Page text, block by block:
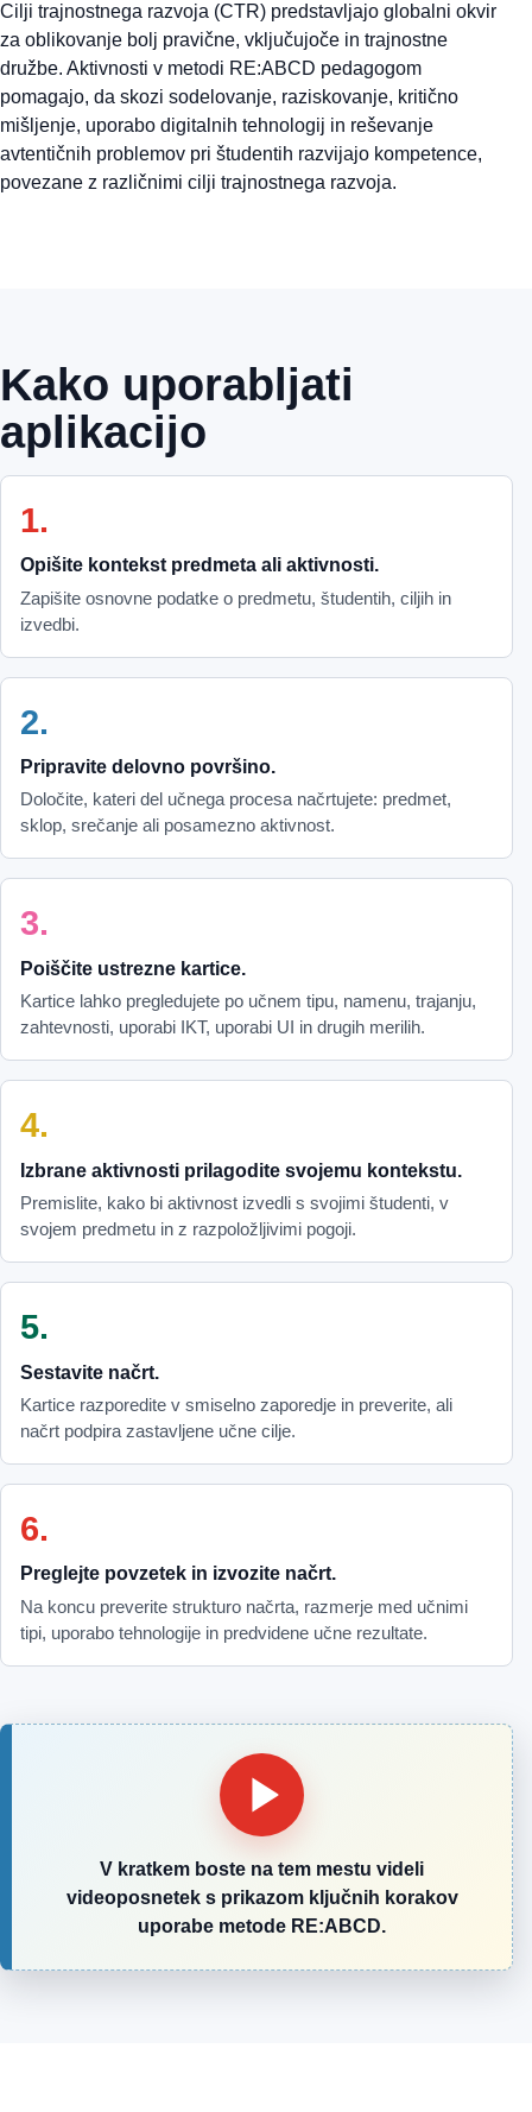
Cilji trajnostnega razvoja (CTR) predstavljajo globalni okvir
za oblikovanje bolj pravične, vključujoče in trajnostne
družbe. Aktivnosti v metodi RE:ABCD pedagogom
pomagajo, da skozi sodelovanje, raziskovanje, kritično
mišljenje, uporabo digitalnih tehnologij in reševanje
avtentičnih problemov pri študentih razvijajo kompetence,
povezane z različnimi cilji trajnostnega razvoja.
Kako uporabljati
aplikacijo
Opišite kontekst predmeta ali aktivnosti.
Zapišite osnovne podatke o predmetu, študentih, ciljih in
izvedbi.
Pripravite delovno površino.
Določite, kateri del učnega procesa načrtujete: predmet,
sklop, srečanje ali posamezno aktivnost.
Poiščite ustrezne kartice.
Kartice lahko pregledujete po učnem tipu, namenu, trajanju,
zahtevnosti, uporabi IKT, uporabi UI in drugih merilih.
Izbrane aktivnosti prilagodite svojemu kontekstu.
Premislite, kako bi aktivnost izvedli s svojimi študenti, v
svojem predmetu in z razpoložljivimi pogoji.
Sestavite načrt.
Kartice razporedite v smiselno zaporedje in preverite, ali
načrt podpira zastavljene učne cilje.
Preglejte povzetek in izvozite načrt.
Na koncu preverite strukturo načrta, razmerje med učnimi
tipi, uporabo tehnologije in predvidene učne rezultate.
V kratkem boste na tem mestu videli
videoposnetek s prikazom ključnih korakov
uporabe metode RE:ABCD.